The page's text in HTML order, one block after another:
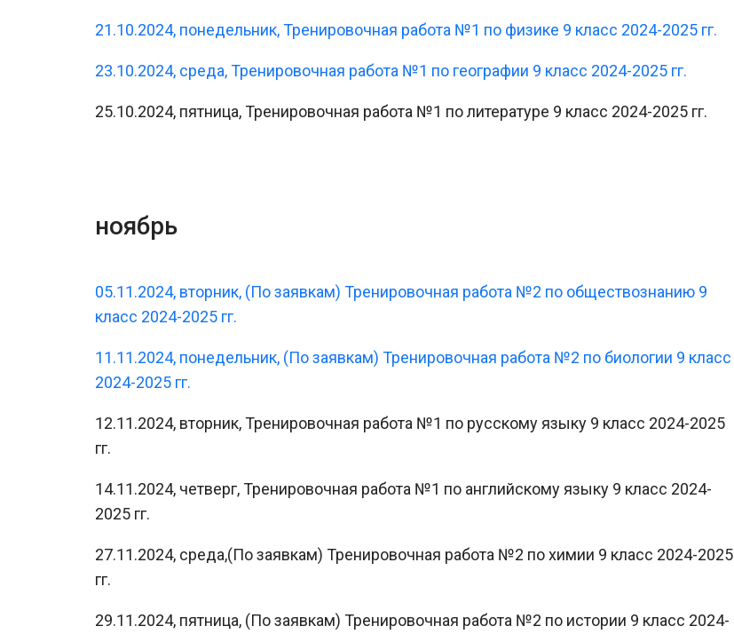
21.10.2024, понедельник, Тренировочная работа №1 по физике 9 класс 2024-2025 гг.
23.10.2024, среда, Тренировочная работа №1 по географии 9 класс 2024-2025 гг.
25.10.2024, пятница, Тренировочная работа №1 по литературе 9 класс 2024-2025 гг.
ноябрь
05.11.2024, вторник, (По заявкам) Тренировочная работа №2 по обществознанию 9
класс 2024-2025 гг.
11.11.2024, понедельник, (По заявкам) Тренировочная работа №2 по биологии 9 класс
2024-2025 гг.
12.11.2024, вторник, Тренировочная работа №1 по русскому языку 9 класс 2024-2025
гг.
14.11.2024, четверг, Тренировочная работа №1 по английскому языку 9 класс 2024-
2025 гг.
27.11.2024, среда,(По заявкам) Тренировочная работа №2 по химии 9 класс 2024-2025
гг.
29.11.2024, пятница, (По заявкам) Тренировочная работа №2 по истории 9 класс 2024-